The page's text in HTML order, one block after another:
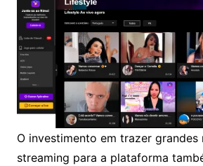
O investimento em trazer grandes
streaming para a plataforma